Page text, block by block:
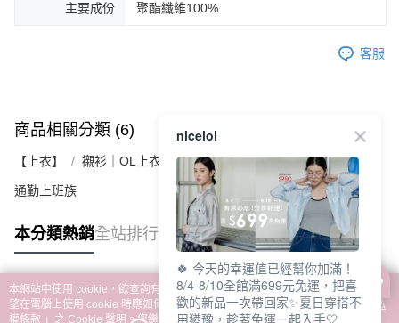
主要成份 聚酯纖維100%
客服
商品相關分類 (6) 查看全部
【上衣】 襯衫｜OL上衣
通勤上班族
本分類熱銷全站排行
熱門標籤
本網站中使用 cookie，欲查詢有關本網站使用 cookie 方式之詳情，及若您不希
望在電腦上使用 cookie 時應如何變更電腦的 cookie 設定，請參閱本網站「
隱私
權條款 」之 Cookie 聲明。您繼續使用本網站即表示您同意本公司得按本網站使
niceioi
🍀 今天的幸運值已經幫你加滿！
8/4-8/10全館滿699元免運，把喜
歡的新品一次帶回家✨夏日穿搭不
用猶豫，趁著免運一起入手🤍